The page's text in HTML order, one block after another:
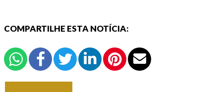
COMPARTILHE ESTA NOTÍCIA: